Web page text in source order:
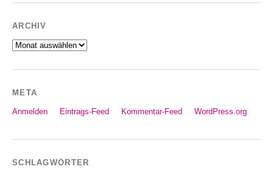
ARCHIV
Archiv
META
Anmelden Eintrags-Feed Kommentar-Feed WordPress.org
SCHLAGWÖRTER